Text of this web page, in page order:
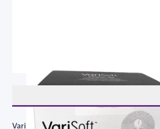
VariSoft 13 mm / 60 cm - Infusionsset